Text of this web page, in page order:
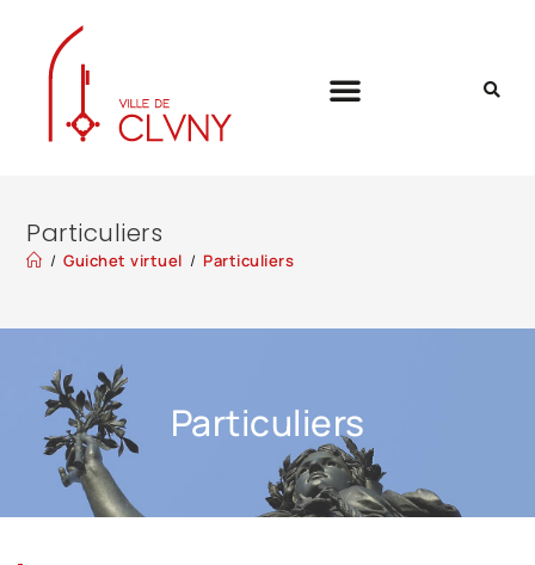
Particuliers
/ Guichet virtuel / Particuliers
Particuliers